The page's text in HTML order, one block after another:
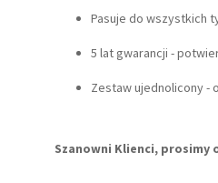
Pasuje do wszystkich
5 lat gwarancji -
Zestaw ujednolicony -
Szanowni Klienci, prosimy